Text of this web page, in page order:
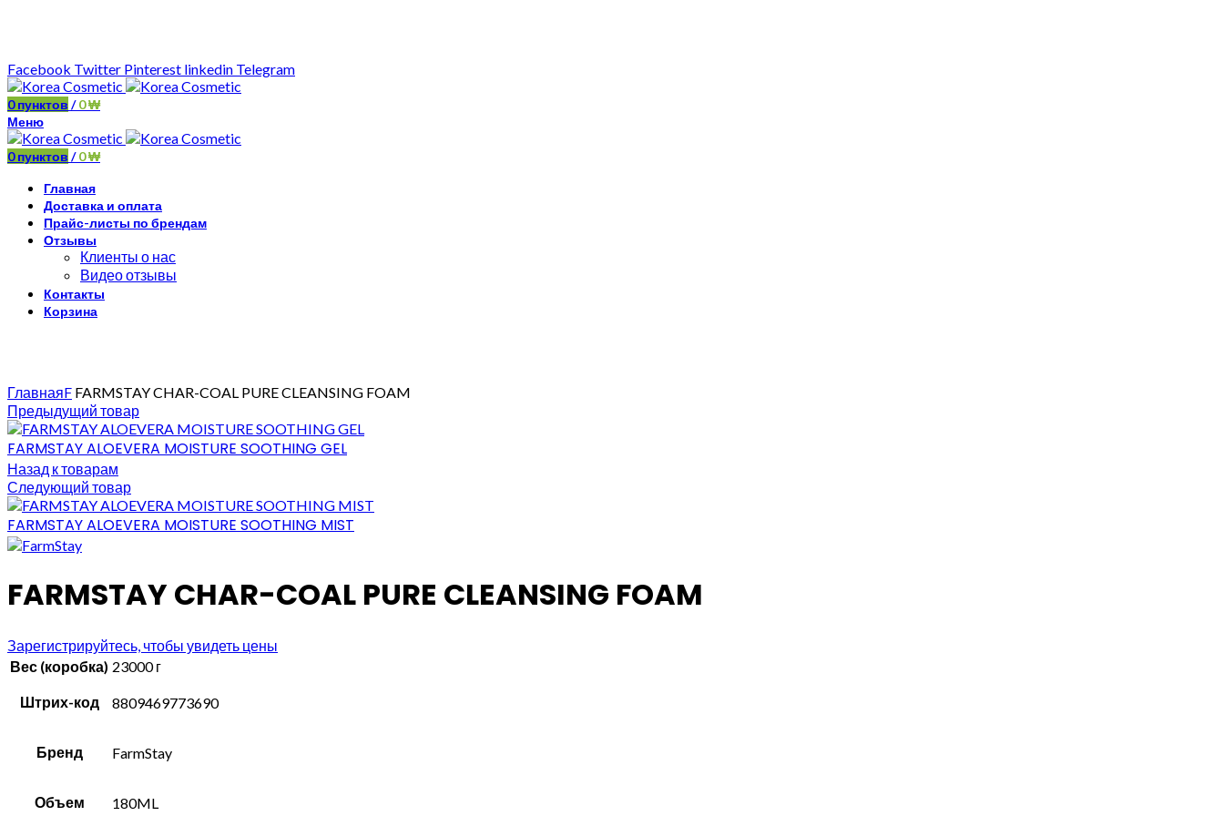
Facebook Twitter Pinterest linkedin Telegram
0пунктов / 0₩
Меню
0пунктов / 0₩
Главная
Доставка и оплата
Прайс-листы по брендам
Отзывы
Клиенты о нас
Видео отзывы
Контакты
Корзина
ГлавнаяF FARMSTAY CHAR-COAL PURE CLEANSING FOAM
Предыдущий товар
FARMSTAY ALOEVERA MOISTURE SOOTHING GEL
Назад к товарам
Следующий товар
FARMSTAY ALOEVERA MOISTURE SOOTHING MIST
FARMSTAY CHAR-COAL PURE CLEANSING FOAM
Зарегистрируйтесь, чтобы увидеть цены
Вес (коробка) 23000 г
Штрих-код 8809469773690
Бренд FarmStay
Объем
180ML